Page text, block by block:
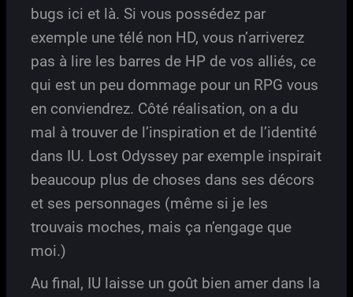
bugs ici et là. Si vous possédez par
exemple une télé non HD, vous n’arriverez
pas à lire les barres de HP de vos alliés, ce
qui est un peu dommage pour un RPG vous
en conviendrez. Côté réalisation, on a du
mal à trouver de l’inspiration et de l’identité
dans IU. Lost Odyssey par exemple inspirait
beaucoup plus de choses dans ses décors
et ses personnages (même si je les
trouvais moches, mais ça n’engage que
moi.)
Au final, IU laisse un goût bien amer dans la